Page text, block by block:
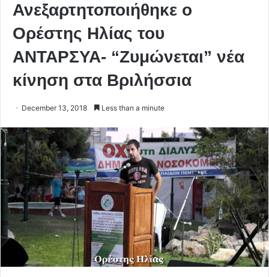
Ανεξαρτητοποιήθηκε ο
Ορέστης Ηλίας του
ΑΝΤΑΡΣΥΑ- “Ζυμώνεται” νέα
κίνηση στα Βριλήσσια
December 13, 2018 Less than a minute